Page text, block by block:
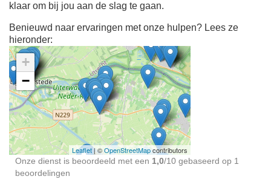
klaar om bij jou aan de slag te gaan.
Benieuwd naar ervaringen met onze hulpen? Lees ze
hieronder:
Ontdek meer ervaringen
Schoonmaakster bij
jou in de buurt
+
−
Leaflet| ©OpenStreetMapcontributors
Onze dienst is beoordeeld met een 1,0/10 gebaseerd op 1
beoordelingen